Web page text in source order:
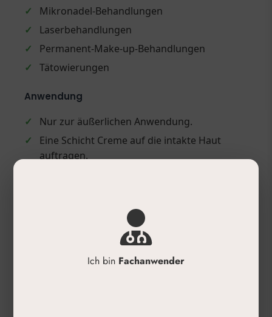
✓
Mikronadel-Behandlungen
✓
Laserbehandlungen
✓
Permanent-Make-up-Behandlungen
✓
Tätowierungen
Anwendung
✓
Nur zur äußerlichen Anwendung.
✓
Eine Schicht Creme auf die intakte Haut
auftragen.
Anschließend mit der geplanten Behandlung
ProduktdetailsIch bin Fachanwender